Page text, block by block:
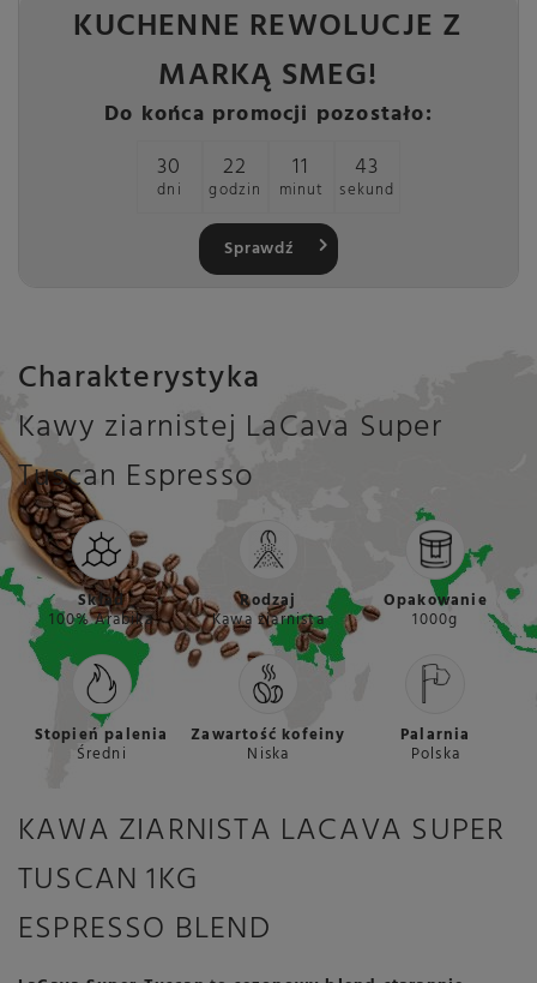
KUCHENNE REWOLUCJE Z
MARKĄ SMEG!
Do końca promocji pozostało:
30
dni
22
godzin
11
minut
42
sekund
Sprawdź
Charakterystyka
Kawy ziarnistej LaCava Super
Tuscan Espresso
Skład
100% Arabika
Rodzaj
Kawa ziarnista
Opakowanie
1000g
Stopień palenia
Średni
Zawartość kofeiny
Niska
Palarnia
Polska
KAWA ZIARNISTA LACAVA SUPER
TUSCAN 1KG
ESPRESSO BLEND